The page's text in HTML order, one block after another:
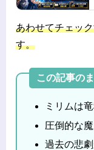
あわせてチェッ
す。
この記事の
ミリムは
圧倒的な
過去の悲